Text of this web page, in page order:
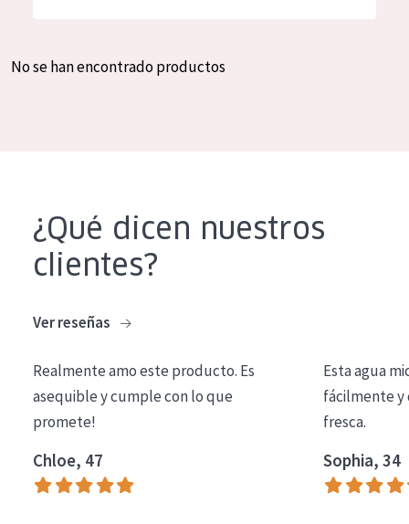
Crema de día
Crema de noche
Limpieza
COLECCIÓN
Essentials
Lift+
Spanish
No se han encontrado productos
¿Qué dicen nuestros
clientes?
Ver reseñas
Realmente amo este producto. Es
asequible y cumple con lo que
promete!
Chloe, 47
Esta agua
fácilmente y
fresca.
Sophia, 34